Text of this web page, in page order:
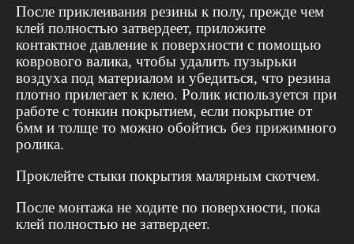
После приклеивания резины к полу, прежде чем
клей полностью затвердеет, приложите
контактное давление к поверхности с помощью
коврового валика, чтобы удалить пузырьки
воздуха под материалом и убедиться, что резина
плотно прилегает к клею. Ролик используется при
работе с тонкин покрытием, если покрытие от
6мм и толще то можно обойтись без прижимного
ролика.
Проклейте стыки покрытия малярным скотчем.
После монтажа не ходите по поверхности, пока
клей полностью не затвердеет.